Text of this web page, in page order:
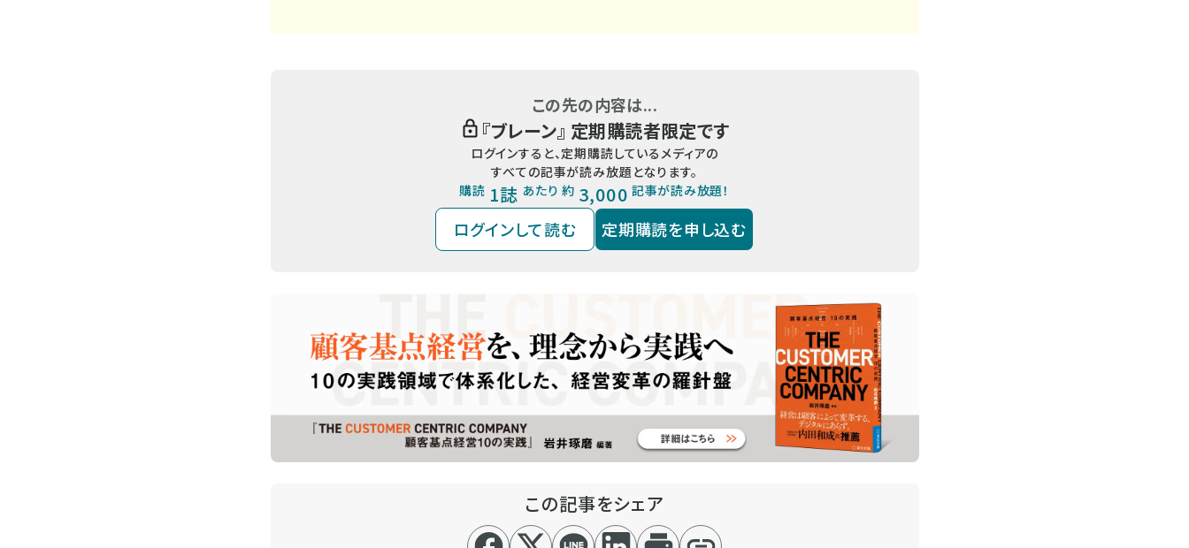
この先の内容は...
『ブレーン』 定期購読者限定です
ログインすると、定期購読しているメディアの
すべての記事が読み放題となります。
購読 1誌 あたり 約 3,000 記事が読み放題！
ログインして読む 定期購読を申し込む
この記事をシェア